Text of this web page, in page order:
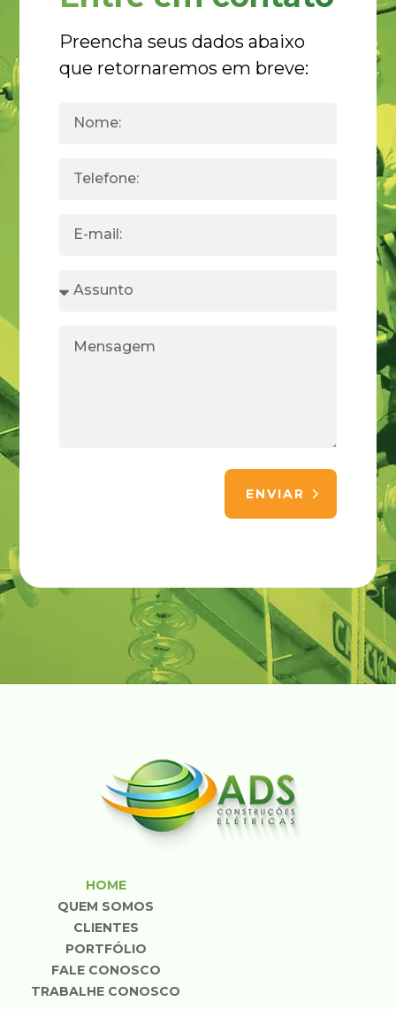
Preencha seus dados abaixo
que retornaremos em breve:
ENVIAR
HOME
QUEM SOMOS
CLIENTES
PORTFÓLIO
FALE CONOSCO
TRABALHE CONOSCO